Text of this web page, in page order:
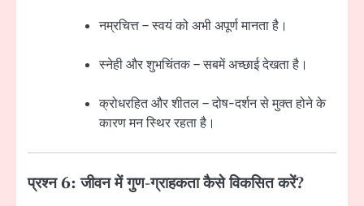
नम्रचित्त – स्वयं को अभी अपूर्ण मानता है।
स्नेही और शुभचिंतक – सबमें अच्छाई देखता है।
क्रोधरहित और शीतल – दोष-दर्शन से मुक्त होने के
कारण मन स्थिर रहता है।
प्रश्न 6: जीवन में गुण-ग्राहकता कैसे विकसित करें?